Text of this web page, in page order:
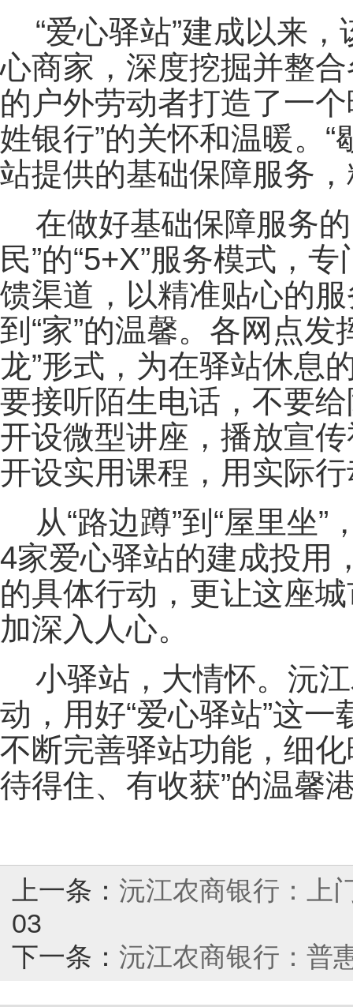
“爱心驿站”建成以来
心商家，深度挖掘并整
的户外劳动者打造了一
姓银行”的关怀和温暖。
站提供的基础保障服务
在做好基础保障服务
民”的“5+X”服务模式，
馈渠道，以精准贴心的
到“家”的温馨。各网点
龙”形式，为在驿站休息
要接听陌生电话，不要
开设微型讲座，播放宣
开设实用课程，用实际
从“路边蹲”到“屋里坐
4家爱心驿站的建成投用
的具体行动，更让这座
加深入人心。
小驿站，大情怀。沅
动，用好“爱心驿站”这
不断完善驿站功能，细
待得住、有收获”的温馨
上一条： 沅江农商银行：上
03
下一条： 沅江农商银行：普